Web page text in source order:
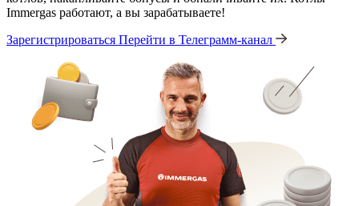
Immergas работают, а вы зарабатываете!
Зарегистрироваться Перейти в Телеграмм-канал